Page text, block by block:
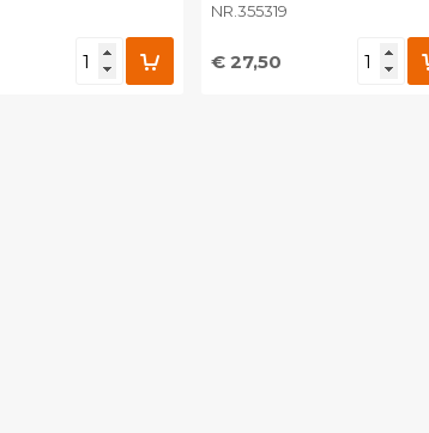
NR.355319
€ 27,50